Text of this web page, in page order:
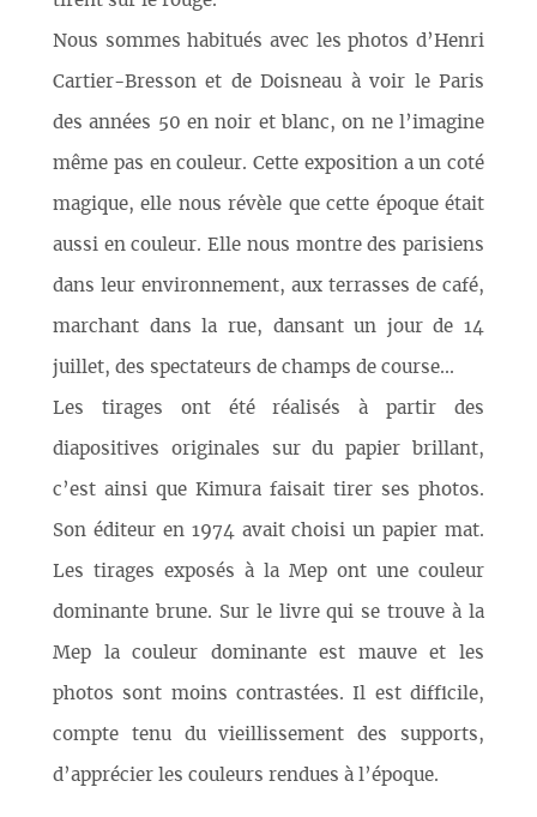
Nous sommes habitués avec les photos d’Henri
Cartier-Bresson et de Doisneau à voir le Paris
des années 50 en noir et blanc, on ne l’imagine
même pas en couleur. Cette exposition a un coté
magique, elle nous révèle que cette époque était
aussi en couleur. Elle nous montre des parisiens
dans leur environnement, aux terrasses de café,
marchant dans la rue, dansant un jour de 14
juillet, des spectateurs de champs de course...
Les tirages ont été réalisés à partir des
diapositives originales sur du papier brillant,
c’est ainsi que Kimura faisait tirer ses photos.
Son éditeur en 1974 avait choisi un papier mat.
Les tirages exposés à la Mep ont une couleur
dominante brune. Sur le livre qui se trouve à la
Mep la couleur dominante est mauve et les
photos sont moins contrastées. Il est difficile,
compte tenu du vieillissement des supports,
d’apprécier les couleurs rendues à l’époque.